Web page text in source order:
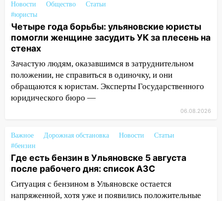
18:00
экстрим: в Ульяновске пройдет
большой фестиваль «Наше время»
17:30
августа после рабочего дня: список АЗС
17:05
«Обыск» по видеосвязи: в
Ульяновске задержали 19-летнюю
сообщницу мошенников
Вешкайме посиделки с судимым
знакомым закончились для женщины
больницей
16:06 18-летняя девушка без прав
перевернулась на мопеде и попала в
больницу
Новости Общество
Статьи
#юристы
Четыре года борьбы: ульяновские юристы
помогли женщине засудить УК за плесень на
стенах
Зачастую людям, оказавшимся в затруднительном
положении, не справиться в одиночку, и они
обращаются к юристам. Эксперты Государственного
юридического бюро —
06.08.2026
Важное Дорожная обстановка Новости
Статьи
#бензин
Где есть бензин в Ульяновске 5 августа
после рабочего дня: список АЗС
Ситуация с бензином в Ульяновске остается
напряженной, хотя уже и появились положительные